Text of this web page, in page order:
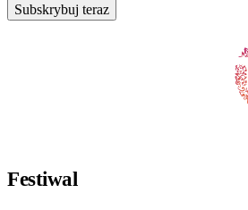
Subskrybuj teraz
Festiwal